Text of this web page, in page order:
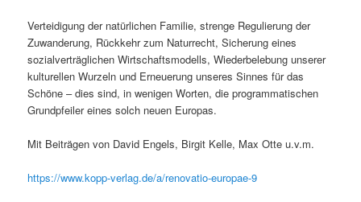
Verteidigung der natürlichen Familie, strenge Regulierung der
Zuwanderung, Rückkehr zum Naturrecht, Sicherung eines
sozialverträglichen Wirtschaftsmodells, Wiederbelebung unserer
kulturellen Wurzeln und Erneuerung unseres Sinnes für das
Schöne – dies sind, in wenigen Worten, die programmatischen
Grundpfeiler eines solch neuen Europas.
Mit Beiträgen von David Engels, Birgit Kelle, Max Otte u.v.m.
https://www.kopp-verlag.de/a/renovatio-europae-9